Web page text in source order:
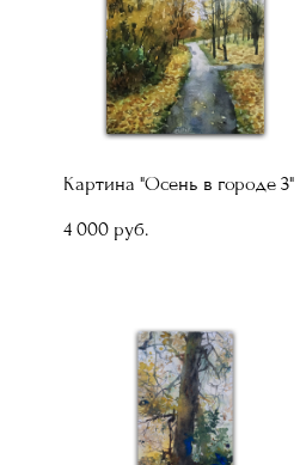
Картина "Осень в городе 3"
4 000 pуб.